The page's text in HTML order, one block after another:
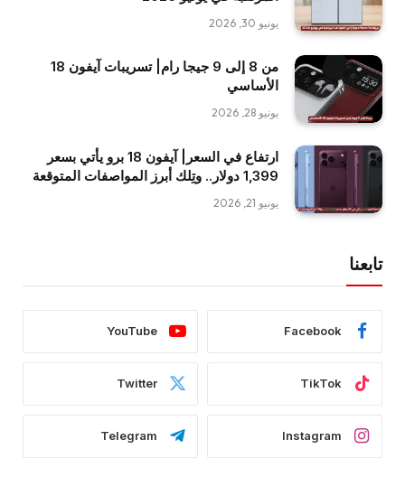
يونيو 30, 2026
من 8 إلى 9 جيجا رام| تسريبات آيفون 18
الأساسي
يونيو 28, 2026
ارتفاع في السعر| آيفون 18 برو يأتي بسعر
1,399 دولار.. وتِلك أبرز المواصفات المتوقعة
يونيو 21, 2026
تابعنا
Facebook
YouTube
TikTok
Twitter
Instagram
Telegram